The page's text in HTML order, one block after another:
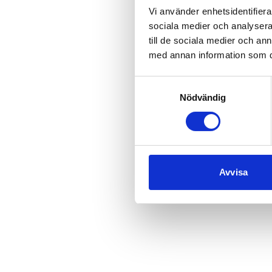
Vi använder
sociala medier och
till de sociala medier och
med annan information som
Nödvändig
Avvisa
Application